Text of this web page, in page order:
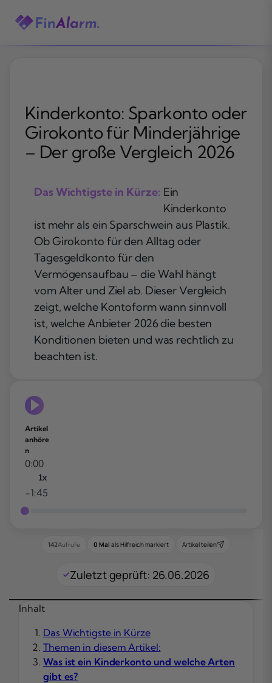
Inhalt
Kinderkonto: Sparkonto oder
Girokonto für Minderjährige
– Der große Vergleich 2026
Das Wichtigste in Kürze: Ein
Kinderkonto
ist mehr als ein Sparschwein aus Plastik.
Ob Girokonto für den Alltag oder
Tagesgeldkonto für den
Vermögensaufbau – die Wahl hängt
vom Alter und Ziel ab. Dieser Vergleich
zeigt, welche Kontoform wann sinnvoll
ist, welche Anbieter 2026 die besten
Konditionen bieten und was rechtlich zu
beachten ist.
Artikel
anhöre
n
0:00
1x
-1:45
142Aufrufe 0 Mal als Hilfreich markiert Artikel teilen
Zuletzt geprüft: 26.06.2026
Inhalt
Das Wichtigste in Kürze
Themen in diesem Artikel:
Was ist ein Kinderkonto und welche Arten
gibt es?